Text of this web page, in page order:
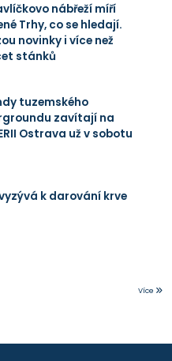
nábřeží míří
Trhy, co se hledají.
novinky i více než
stánků
tuzemského
zavítají na
Ostrava už v sobotu
vyzývá k darování krve
Více